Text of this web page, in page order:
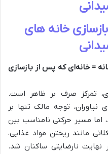
خانه های
= خانه‌ای که پس از بازسازی
تمرکز صرف بر ظاهر است.
نیاوران، توجه مالک تنها بر
مسیر حرکتی نامناسب بین
مانند ریختن مواد غذایی،
نهایت نارضایتی ساکنان شد.